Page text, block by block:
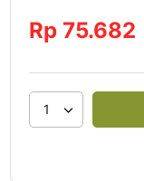
Rp 75.682
1